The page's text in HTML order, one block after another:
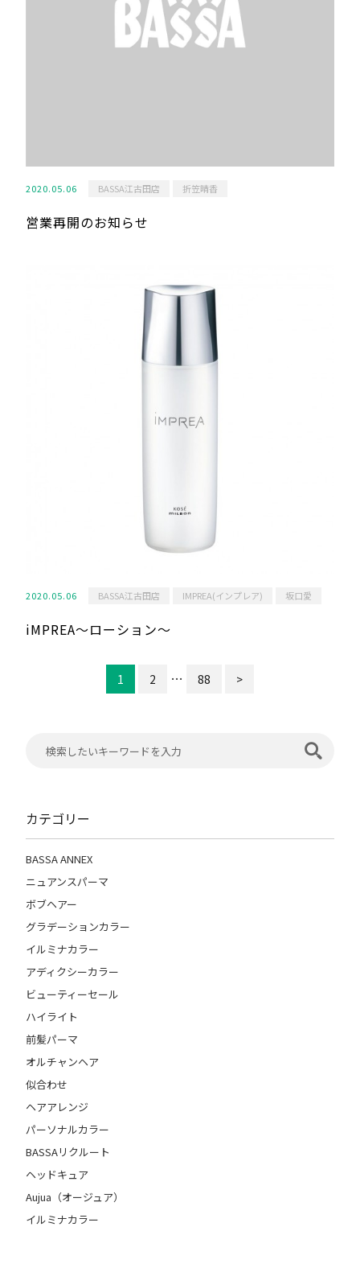
2020.05.06 BASSA江古田店 折笠晴香
営業再開のお知らせ
2020.05.06 BASSA江古田店 IMPREA(インプレア) 坂口愛
iMPREA〜ローション〜
1 2 … 88 >
カテゴリー
BASSA ANNEX
ニュアンスパーマ
ボブヘアー
グラデーションカラー
イルミナカラー
アディクシーカラー
ビューティーセール
ハイライト
前髪パーマ
オルチャンヘア
似合わせ
ヘアアレンジ
パーソナルカラー
BASSAリクルート
ヘッドキュア
Aujua（オージュア）
イルミナカラー